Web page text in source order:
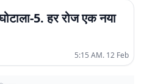
5. हर रोज एक नया
5:15 AM. 12 Feb